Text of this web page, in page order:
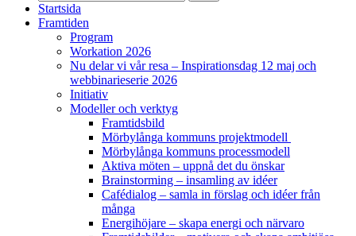
Startsida
Framtiden
Program
Workation 2026
Nu delar vi vår resa – Inspirationsdag 12 maj och
webbinarieserie 2026
Initiativ
Modeller och verktyg
Framtidsbild
Mörbylånga kommuns projektmodell
Mörbylånga kommuns processmodell
Aktiva möten – uppnå det du önskar
Brainstorming – insamling av idéer
Cafédialog – samla in förslag och idéer från
många
Energihöjare – skapa energi och närvaro